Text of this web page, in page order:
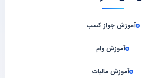
آموزش جواز کسب
آموزش وام
آموزش مالیات